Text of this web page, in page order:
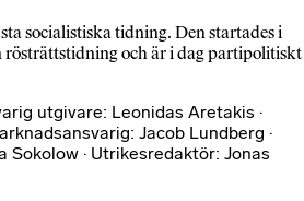
socialistiska tidning. Den startades i
rösträttstidning och är i dag partipolitiskt
utgivare: Leonidas Aretakis ·
Jacob Lundberg ·
· Utrikesredaktör: Jonas